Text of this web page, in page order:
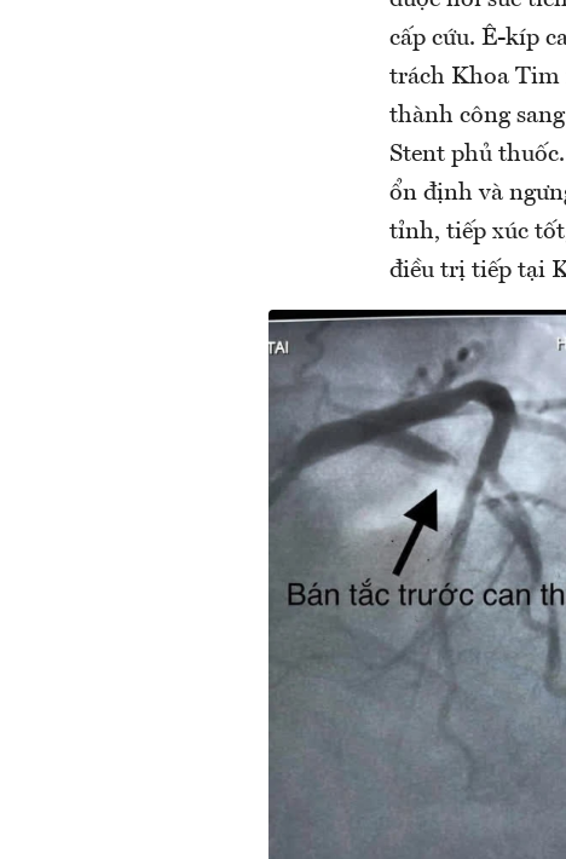
cấp cứu. Ê-kíp
trách Khoa Tim
thành công
Stent phủ
ổn định và
tỉnh, tiếp xúc
điều trị tiếp tại